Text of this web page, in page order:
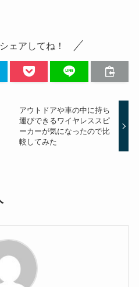
ェアしてね！
アウトドアや車の中に持ち
運びできるワイヤレススピ
ーカーが気になったので比
較してみた